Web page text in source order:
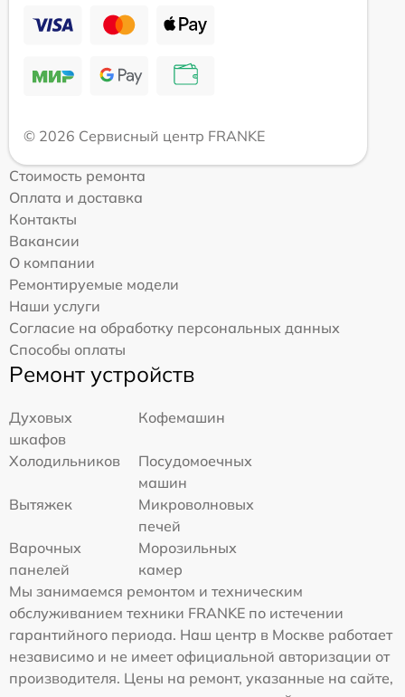
© 2026 Сервисный центр FRANKE
Стоимость ремонта
Оплата и доставка
Контакты
Вакансии
О компании
Ремонтируемые модели
Наши услуги
Согласие на обработку персональных данных
Способы оплаты
Ремонт устройств
Духовых
шкафов
Кофемашин
Холодильников
Посудомоечных
машин
Вытяжек
Микроволновых
печей
Варочных
панелей
Морозильных
камер
Мы занимаемся ремонтом и техническим
обслуживанием техники FRANKE по истечении
гарантийного периода. Наш центр в Москве работает
независимо и не имеет официальной авторизации от
производителя. Цены на ремонт, указанные на сайте,